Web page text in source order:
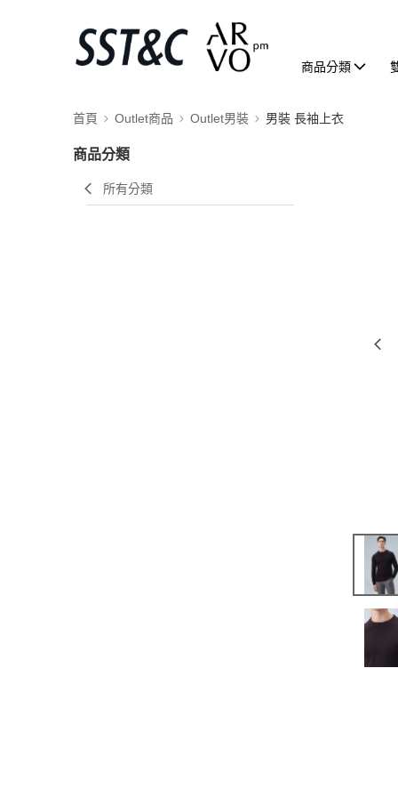
商品分類
首頁 Outlet商品 Outlet男裝 男裝 長袖上衣
商品分類
所有分類